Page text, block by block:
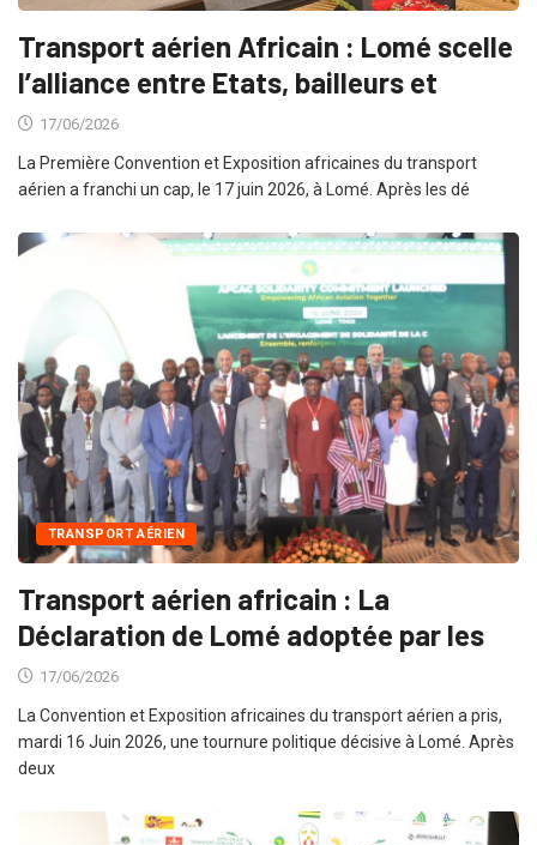
Transport aérien Africain : Lomé scelle
l’alliance entre Etats, bailleurs et
17/06/2026
La Première Convention et Exposition africaines du transport
aérien a franchi un cap, le 17 juin 2026, à Lomé. Après les dé
TRANSPORT AÉRIEN
Transport aérien africain : La
Déclaration de Lomé adoptée par les
17/06/2026
La Convention et Exposition africaines du transport aérien a pris,
mardi 16 Juin 2026, une tournure politique décisive à Lomé. Après
deux